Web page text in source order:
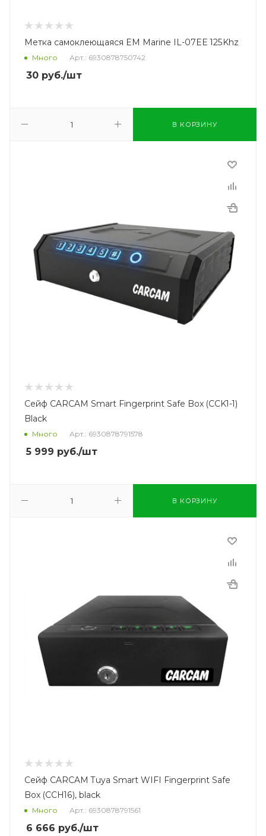
Метка самоклеющаяся EM Marine IL-07EE 125Khz
Много Арт.: 6930878750742
30 руб./шт
В КОРЗИНУ
Сейф CARCAM Smart Fingerprint Safe Box (CCK1-1)
Black
Много Арт.: 6930878791578
5 999 руб./шт
В КОРЗИНУ
Сейф CARCAM Tuya Smart WIFI Fingerprint Safe
Box (CCH16), black
Много Арт.: 6930878791561
6 666 руб./шт